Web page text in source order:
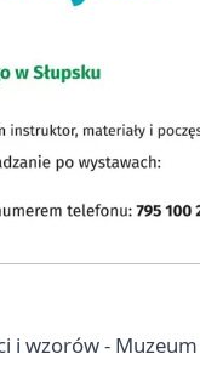
wzorów -